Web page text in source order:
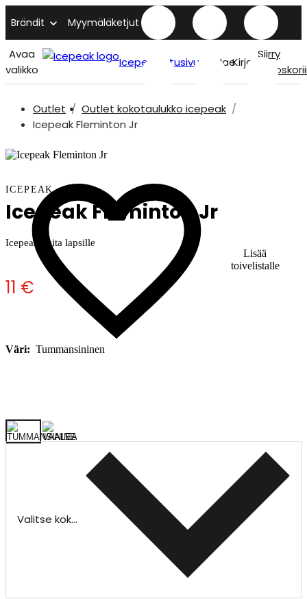
Brändit Myymäläketjut
Avaa
valikko
Icepeak etusivu HaeKirjaudu
Siirry
Outlet
Outlet kokotaulukko icepeak
Icepeak Fleminton Jr
Lisää
toivelistalle
ICEPEAK
Icepeak Fleminton Jr
Icepeak paita lapsille
11 €
Väri: Tummansininen
Valitse koko